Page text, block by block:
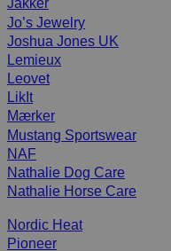
Jakker
Jo’s Jewelry
Joshua Jones UK
Lemieux
Leovet
LikIt
Mærker
Mustang Sportswear
NAF
Nathalie Dog Care
Nathalie Horse Care
Nordic Heat
Pioneer